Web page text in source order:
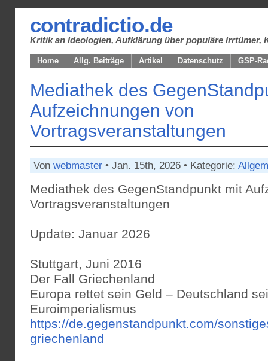
contradictio.de
Kritik an Ideologien, Aufklärung über populäre Irrtümer,
Home Allg. Beiträge Artikel Datenschutz GSP-
Mediathek des
Aufzeichnungen von
Vortragsveranstaltungen
Von webmaster • Jan. 15th, 2026 • Kategorie:
Mediathek des GegenStandpunkt mit
Vortragsveranstaltungen
Update: Januar 2026
Stuttgart, Juni 2016
Der Fall Griechenland
Europa rettet sein Geld – Deutschland
Euroimperialismus
https://de.gegenstandpunkt.com/
griechenland